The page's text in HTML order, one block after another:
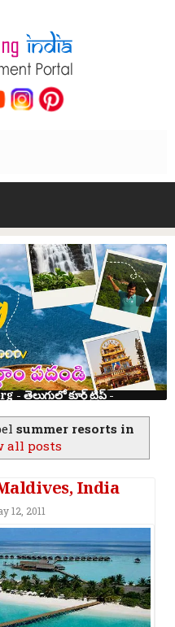
❯
summer resorts in
all posts
India
12, 2011